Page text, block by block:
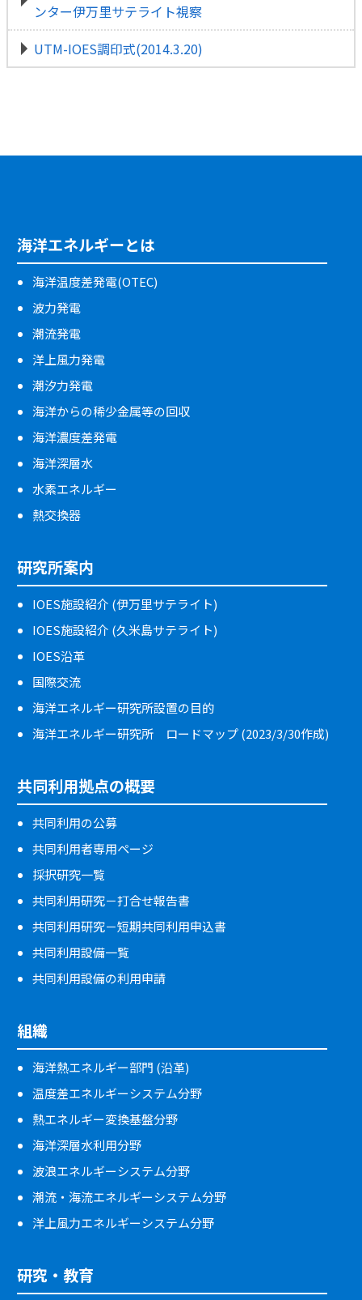
ンター伊万里サテライト視察
UTM-IOES調印式(2014.3.20)
海洋エネルギーとは
海洋温度差発電(OTEC)
波力発電
潮流発電
洋上風力発電
潮汐力発電
海洋からの稀少金属等の回収
海洋濃度差発電
海洋深層水
水素エネルギー
熱交換器
研究所案内
IOES施設紹介 (伊万里サテライト)
IOES施設紹介 (久米島サテライト)
IOES沿革
国際交流
海洋エネルギー研究所設置の目的
海洋エネルギー研究所 ロードマップ (2023/3/30作成)
共同利用拠点の概要
共同利用の公募
共同利用者専用ページ
採択研究一覧
共同利用研究－打合せ報告書
共同利用研究－短期共同利用申込書
共同利用設備一覧
共同利用設備の利用申請
組織
海洋熱エネルギー部門 (沿革)
温度差エネルギーシステム分野
熱エネルギー変換基盤分野
海洋深層水利用分野
波浪エネルギーシステム分野
潮流・海流エネルギーシステム分野
洋上風力エネルギーシステム分野
研究・教育